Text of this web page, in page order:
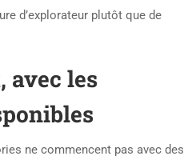
d’explorateur plutôt que de
avec les
ne commencent pas avec des